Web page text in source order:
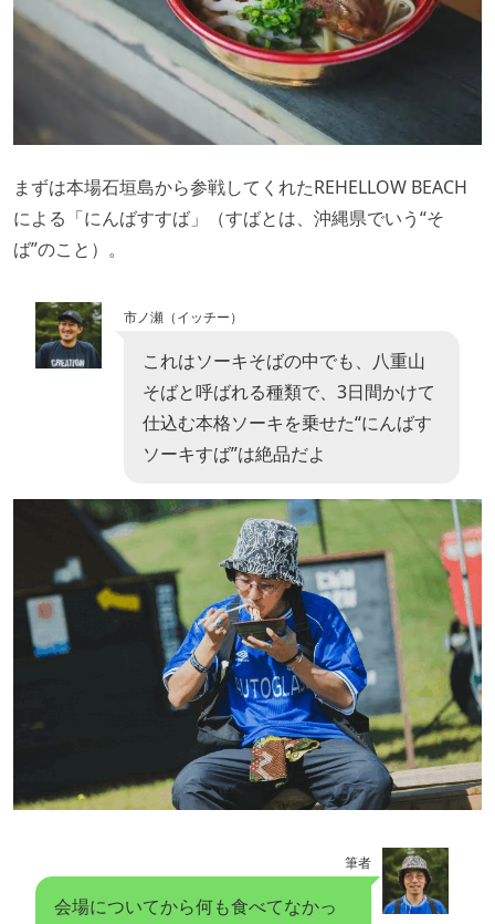
まずは本場石垣島から参戦してくれたREHELLOW BEACH
による「にんばすすば」（すばとは、沖縄県でいう“そ
ば”のこと）。
市ノ瀬（イッチー）
これはソーキそばの中でも、八重山
そばと呼ばれる種類で、3日間かけて
仕込む本格ソーキを乗せた“にんばす
ソーキすば”は絶品だよ
筆者
会場についてから何も食べてなかっ